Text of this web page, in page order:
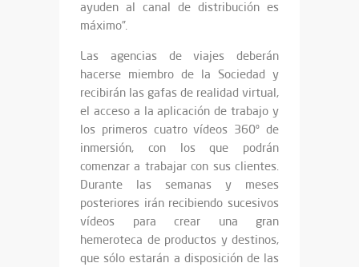
ayuden al canal de distribución es
máximo”.
Las agencias de viajes deberán
hacerse miembro de la Sociedad y
recibirán las gafas de realidad virtual,
el acceso a la aplicación de trabajo y
los primeros cuatro vídeos 360º de
inmersión, con los que podrán
comenzar a trabajar con sus clientes.
Durante las semanas y meses
posteriores irán recibiendo sucesivos
vídeos para crear una gran
hemeroteca de productos y destinos,
que sólo estarán a disposición de las